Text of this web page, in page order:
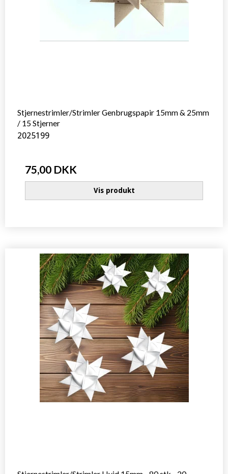
Stjernestrimler/Strimler Genbrugspapir 15mm & 25mm
/ 15 Stjerner
2025199
75,00 DKK
Vis produkt